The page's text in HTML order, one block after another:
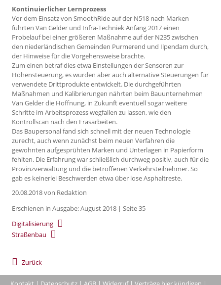
Kontinuierlicher Lernprozess
Vor dem Einsatz von Smooth­Ride auf der N518 nach Marken
führten Van Gelder und Infra-Techniek Anfang 2017 einen
Probelauf bei einer größeren Maßnahme auf der N235 zwischen
den niederländischen Gemeinden Purmerend und Ilpendam durch,
der Hinweise für die Vorgehensweise brachte.
Zum einen betraf dies etwa Einstellungen der Sensoren zur
Höhensteuerung, es wurden aber auch alternative Steuerungen für
verwendete Drittprodukte entwickelt. Die durchgeführten
Maßnahmen und Kalibrierungen nährten beim Bauunternehmen
Van Gelder die Hoffnung, in Zukunft eventuell sogar weitere
Schritte im Arbeitsprozess wegfallen zu lassen, wie den
Kontrollscan nach den Fräsarbeiten.
Das Baupersonal fand sich schnell mit der neuen Technologie
zurecht, auch wenn zunächst beim neuen Verfahren die
gewohnten aufgesprühten Marken und Unterlagen in Papierform
fehlten. Die Erfahrung war schließlich durchweg positiv, auch für die
Provinzverwaltung und die betroffenen Verkehrsteilnehmer. So
gab es keinerlei Beschwerden etwa über lose Asphaltreste.
20.08.2018von Redaktion
Erschienen in Ausgabe: August 2018 | Seite 35
Digitalisierung
Straßenbau
Zurück